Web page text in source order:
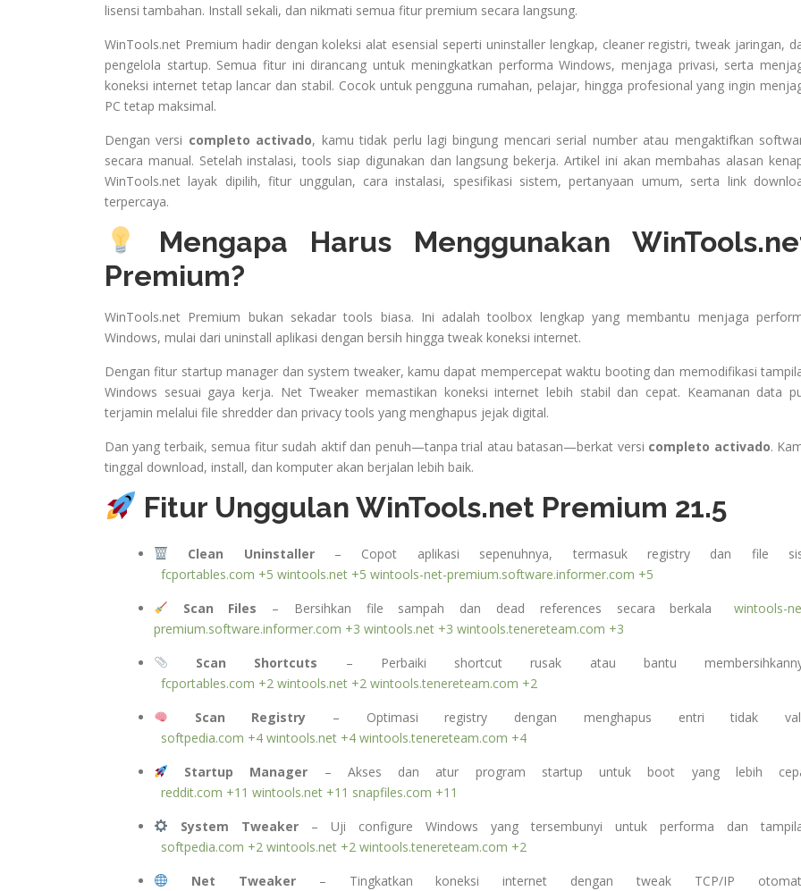
lisensi tambahan. Install sekali, dan nikmati semua fitur premium secara langsung.
WinTools.net Premium hadir dengan koleksi alat esensial seperti uninstaller lengkap, cleaner registri, tweak jaringan,
pengelola startup. Semua fitur ini dirancang untuk meningkatkan performa Windows, menjaga privasi, serta
koneksi internet tetap lancar dan stabil. Cocok untuk pengguna rumahan, pelajar, hingga profesional yang ingin
PC tetap maksimal.
Dengan versi completo activado, kamu tidak perlu lagi bingung mencari serial number atau mengaktifkan
secara manual. Setelah instalasi, tools siap digunakan dan langsung bekerja. Artikel ini akan membahas alasan
WinTools.net layak dipilih, fitur unggulan, cara instalasi, spesifikasi sistem, pertanyaan umum, serta link
terpercaya.
Mengapa Harus Menggunakan
Premium?
WinTools.net Premium bukan sekadar tools biasa. Ini adalah toolbox lengkap yang membantu menjaga
Windows, mulai dari uninstall aplikasi dengan bersih hingga tweak koneksi internet.
Dengan fitur startup manager dan system tweaker, kamu dapat mempercepat waktu booting dan memodifikasi
Windows sesuai gaya kerja. Net Tweaker memastikan koneksi internet lebih stabil dan cepat. Keamanan data
terjamin melalui file shredder dan privacy tools yang menghapus jejak digital.
Dan yang terbaik, semua fitur sudah aktif dan penuh—tanpa trial atau batasan—berkat versi completo activado.
tinggal download, install, dan komputer akan berjalan lebih baik.
Fitur Unggulan WinTools.net Premium 21.5
Clean Uninstaller– Copot aplikasi sepenuhnya, termasuk registry dan file
fcportables.com +5 wintools.net +5 wintools-net-premium.software.informer.com +5
Scan Files – Bersihkan file sampah dan dead references secara berkala
wintools-
premium.software.informer.com +3 wintools.net +3 wintools.tenereteam.com +3
Scan Shortcuts – Perbaiki shortcut rusak atau bantu
fcportables.com +2 wintools.net +2 wintools.tenereteam.com +2
Scan Registry – Optimasi registry dengan menghapus entri tidak
softpedia.com +4 wintools.net +4 wintools.tenereteam.com +4
Startup Manager – Akses dan atur program startup untuk boot yang lebih
reddit.com +11 wintools.net +11 snapfiles.com +11
System Tweaker– Uji configure Windows yang tersembunyi untuk performa dan
softpedia.com +2 wintools.net +2 wintools.tenereteam.com +2
Net Tweaker– Tingkatkan koneksi internet dengan tweak TCP/IP